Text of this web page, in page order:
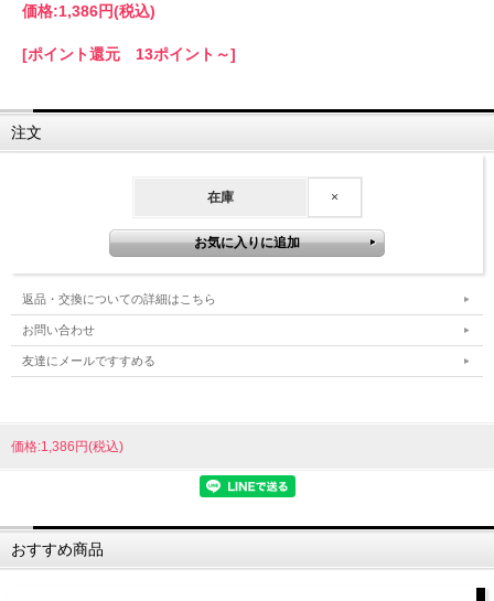
価格:1,386円(税込)
[ポイント還元 13ポイント～]
注文
在庫 ×
返品・交換についての詳細はこちら
お問い合わせ
友達にメールですすめる
価格:1,386円(税込)
おすすめ商品